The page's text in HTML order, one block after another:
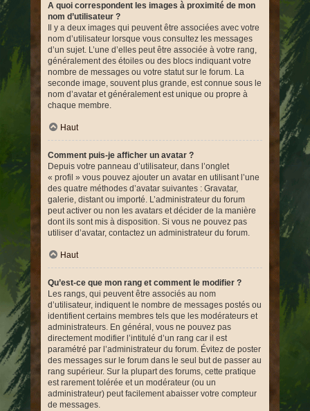
A quoi correspondent les images à proximité de mon
nom d’utilisateur ?
Il y a deux images qui peuvent être associées avec votre
nom d’utilisateur lorsque vous consultez les messages
d’un sujet. L’une d’elles peut être associée à votre rang,
généralement des étoiles ou des blocs indiquant votre
nombre de messages ou votre statut sur le forum. La
seconde image, souvent plus grande, est connue sous le
nom d’avatar et généralement est unique ou propre à
chaque membre.
Haut
Comment puis-je afficher un avatar ?
Depuis votre panneau d’utilisateur, dans l’onglet
« profil » vous pouvez ajouter un avatar en utilisant l’une
des quatre méthodes d’avatar suivantes : Gravatar,
galerie, distant ou importé. L’administrateur du forum
peut activer ou non les avatars et décider de la manière
dont ils sont mis à disposition. Si vous ne pouvez pas
utiliser d’avatar, contactez un administrateur du forum.
Haut
Qu’est-ce que mon rang et comment le modifier ?
Les rangs, qui peuvent être associés au nom
d’utilisateur, indiquent le nombre de messages postés ou
identifient certains membres tels que les modérateurs et
administrateurs. En général, vous ne pouvez pas
directement modifier l’intitulé d’un rang car il est
paramétré par l’administrateur du forum. Évitez de poster
des messages sur le forum dans le seul but de passer au
rang supérieur. Sur la plupart des forums, cette pratique
est rarement tolérée et un modérateur (ou un
administrateur) peut facilement abaisser votre compteur
de messages.